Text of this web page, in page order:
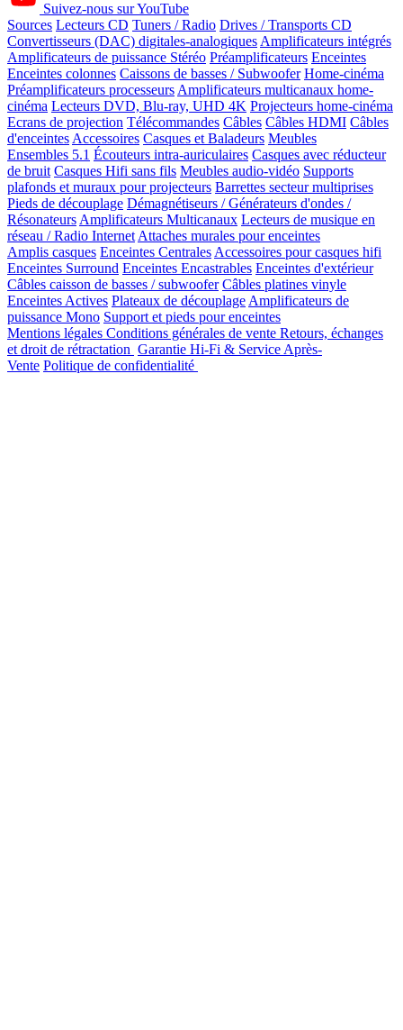
Suivez-nous sur YouTube
Sources Lecteurs CD Tuners / Radio Drives / Transports CD
Convertisseurs (DAC) digitales-analogiques Amplificateurs intégrés
Amplificateurs de puissance Stéréo Préamplificateurs Enceintes
Enceintes colonnes Caissons de basses / Subwoofer Home-cinéma
Préamplificateurs processeurs Amplificateurs multicanaux home-
cinéma Lecteurs DVD, Blu-ray, UHD 4K Projecteurs home-cinéma
Ecrans de projection Télécommandes Câbles Câbles HDMI Câbles
d'enceintes Accessoires Casques et Baladeurs Meubles
Ensembles 5.1 Écouteurs intra-auriculaires Casques avec réducteur
de bruit Casques Hifi sans fils Meubles audio-vidéo Supports
plafonds et muraux pour projecteurs Barrettes secteur multiprises
Pieds de découplage Démagnétiseurs / Générateurs d'ondes /
Résonateurs Amplificateurs Multicanaux Lecteurs de musique en
réseau / Radio Internet Attaches murales pour enceintes
Amplis casques Enceintes Centrales Accessoires pour casques hifi
Enceintes Surround Enceintes Encastrables Enceintes d'extérieur
Câbles caisson de basses / subwoofer Câbles platines vinyle
Enceintes Actives Plateaux de découplage Amplificateurs de
puissance Mono Support et pieds pour enceintes
Mentions légales Conditions générales de vente Retours, échanges
et droit de rétractation Garantie Hi-Fi & Service Après-
Vente Politique de confidentialité